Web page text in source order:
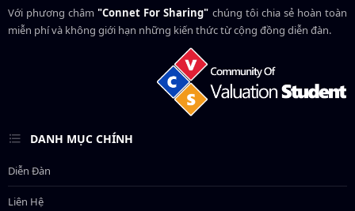
Với phương châm"Connet For Sharing" chúng tôi chia sẻ hoàn toàn
miễn phí và không giới hạn những kiến thức từ cộng đồng diễn đàn.
DANH MỤC CHÍNH
Diễn Đàn
Liên Hệ